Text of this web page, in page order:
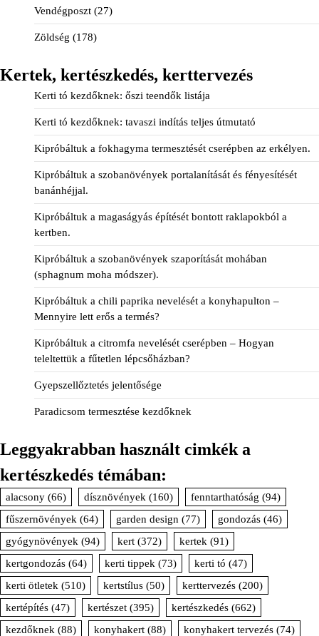
Vendégposzt (27)
Zöldség (178)
Kertek, kertészkedés, kerttervezés
Kerti tó kezdőknek: őszi teendők listája
Kerti tó kezdőknek: tavaszi indítás teljes útmutató
Kipróbáltuk a fokhagyma termesztését cserépben az erkélyen.
Kipróbáltuk a szobanövények portalanítását és fényesítését
banánhéjjal.
Kipróbáltuk a magaságyás építését bontott raklapokból a
kertben.
Kipróbáltuk a szobanövények szaporítását mohában
(sphagnum moha módszer).
Kipróbáltuk a chili paprika nevelését a konyhapulton –
Mennyire lett erős a termés?
Kipróbáltuk a citromfa nevelését cserépben – Hogyan
teleltettük a fűtetlen lépcsőházban?
Gyepszellőztetés jelentősége
Paradicsom termesztése kezdőknek
Leggyakrabban használt cimkék a
kertészkedés témában:
alacsony (66) dísznövények (160) fenntarthatóság (94)
fűszernövények (64) garden design (77) gondozás (46)
gyógynövények (94) kert (372) kertek (91)
kertgondozás (64) kerti tippek (73) kerti tó (47)
kerti ötletek (510) kertstílus (50) kerttervezés (200)
kertépítés (47) kertészet (395) kertészkedés (662)
kezdőknek (88) konyhakert (88) konyhakert tervezés (74)